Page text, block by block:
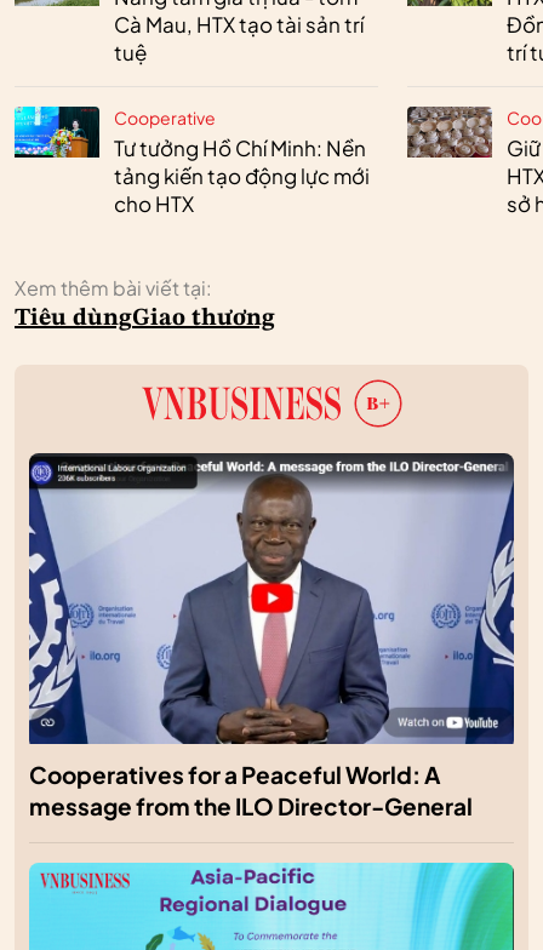
Cà Mau, HTX tạo tài sản trí
tuệ
Cooperative
Tư tưởng Hồ Chí Minh: Nền
tảng kiến tạo động lực mới
cho HTX
trí
sở
Xem thêm bài viết tại:
Tiêu dùngGiao thương
Cooperatives for a Peaceful World: A
message from the ILO Director-General